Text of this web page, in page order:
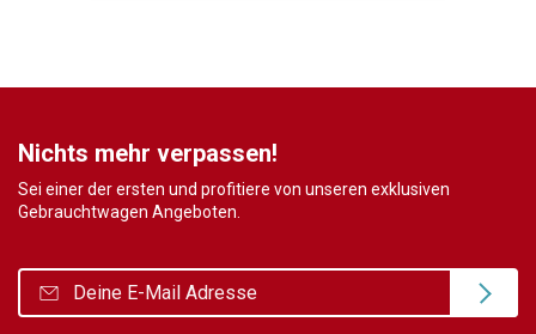
Nichts mehr verpassen!
Sei einer der ersten und profitiere von unseren exklusiven
Gebrauchtwagen Angeboten.